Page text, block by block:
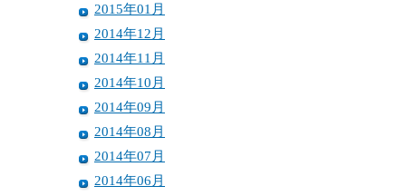
2015年01月
2014年12月
2014年11月
2014年10月
2014年09月
2014年08月
2014年07月
2014年06月